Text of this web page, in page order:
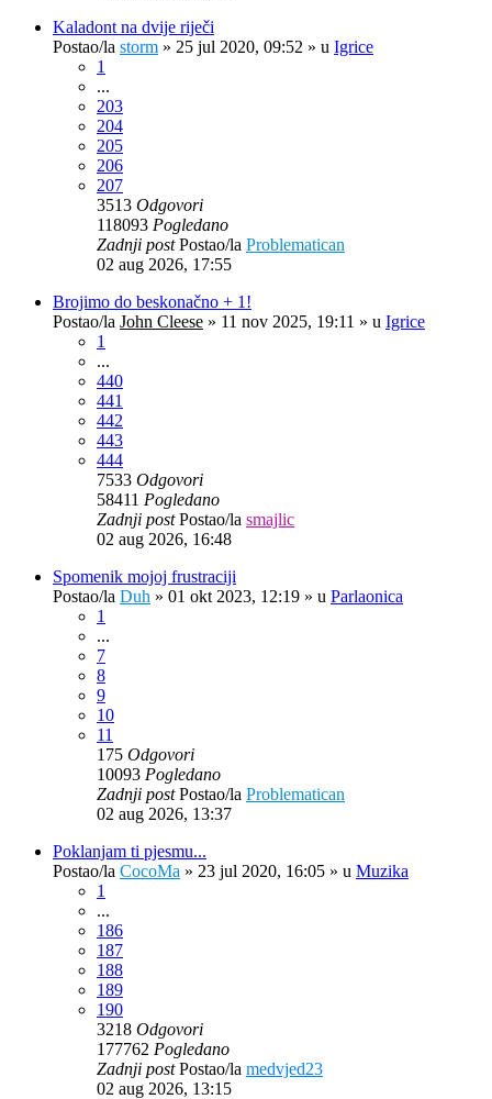
Kaladont na dvije riječi
Postao/la storm » 25 jul 2020, 09:52 » u Igrice
1
...
203
204
205
206
207
3513 Odgovori
118093 Pogledano
Zadnji postPostao/la Problematican
02 aug 2026, 17:55
Brojimo do beskonačno + 1!
Postao/la John Cleese » 11 nov 2025, 19:11 » u Igrice
1
...
440
441
442
443
444
7533 Odgovori
58411 Pogledano
Zadnji postPostao/la smajlic
02 aug 2026, 16:48
Spomenik mojoj frustraciji
Postao/la Duh » 01 okt 2023, 12:19 » u Parlaonica
1
...
7
8
9
10
11
175 Odgovori
10093 Pogledano
Zadnji postPostao/la Problematican
02 aug 2026, 13:37
Poklanjam ti pjesmu...
Postao/la CocoMa » 23 jul 2020, 16:05 » u Muzika
1
...
186
187
188
189
190
3218 Odgovori
177762 Pogledano
Zadnji postPostao/la medvjed23
02 aug 2026, 13:15